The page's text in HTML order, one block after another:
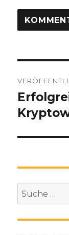
Suche
nach: